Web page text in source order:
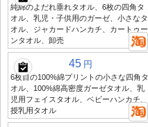
純綿のよだれ垂れタオル、6枚の四角タ
オル、乳児・子供用のガーゼ、小さなタ
オル、ジャカードハンカチ、カートゥー
ンタオル、卸売
45 円
6枚目の100%綿プリントの小さな四角タ
オル、100%綿高密度ガーゼタオル、乳
児用フェイスタオル、ベビーハンカチ、
授乳用タオル